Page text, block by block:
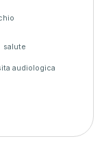
salute
audiologica